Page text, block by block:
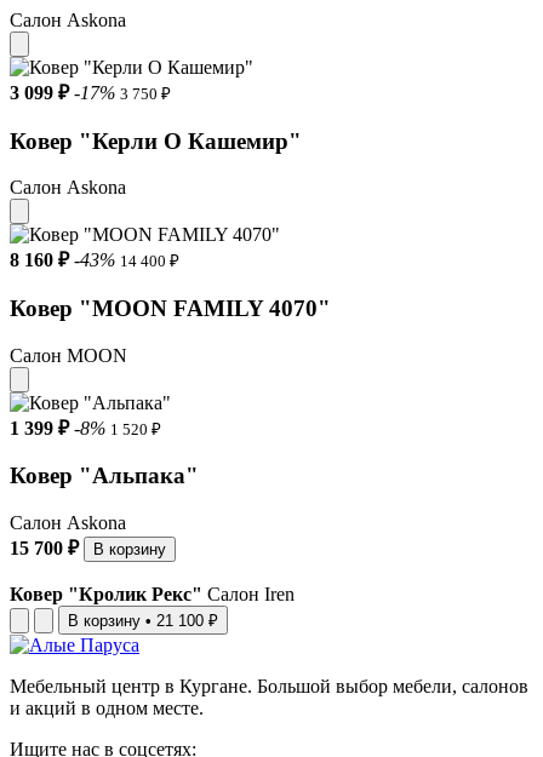
Салон Askona
3 099 ₽ -17% 3 750 ₽
Ковер "Керли О Кашемир"
Салон Askona
8 160 ₽ -43% 14 400 ₽
Ковер "MOON FAMILY 4070"
Салон MOON
1 399 ₽ -8% 1 520 ₽
Ковер "Альпака"
Салон Askona
15 700 ₽
В корзину
Ковер "Кролик Рекс" Салон Iren
В корзину • 21 100 ₽
Мебельный центр в Кургане. Большой выбор мебели, салонов
и акций в одном месте.
Ищите нас в соцсетях: